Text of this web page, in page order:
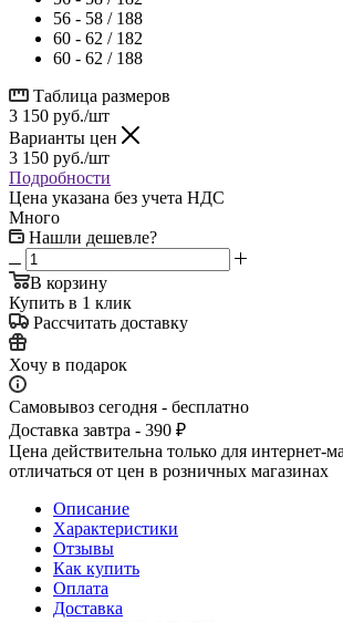
56 - 58 / 188
60 - 62 / 182
60 - 62 / 188
Таблица размеров
3 150 руб./шт
Варианты цен
3 150 руб./шт
Подробности
Цена указана без учета НДС
Много
Нашли дешевле?
В корзину
Купить в 1 клик
Рассчитать доставку
Хочу в подарок
Самовывоз сегодня - бесплатно
Доставка завтра - 390 ₽
Цена действительна только для интернет-
отличаться от цен в розничных магазинах
Описание
Характеристики
Отзывы
Как купить
Оплата
Доставка